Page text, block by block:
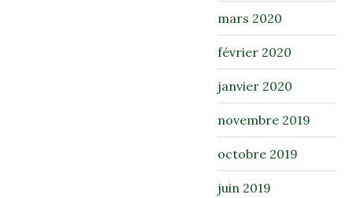
mars 2020
février 2020
janvier 2020
novembre 2019
octobre 2019
juin 2019